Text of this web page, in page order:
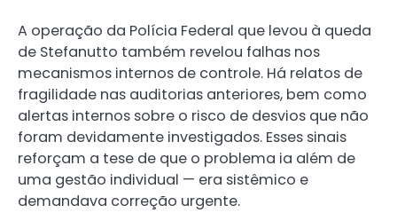
A operação da Polícia Federal que levou à queda
de Stefanutto também revelou falhas nos
mecanismos internos de controle. Há relatos de
fragilidade nas auditorias anteriores, bem como
alertas internos sobre o risco de desvios que não
foram devidamente investigados. Esses sinais
reforçam a tese de que o problema ia além de
uma gestão individual — era sistêmico e
demandava correção urgente.